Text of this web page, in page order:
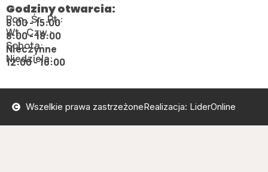
Godziny otwarcia:
Pon., Śr., Pt.:
8:00 - 15:00
Wt., Czw.:
8:00 - 18:00
Sobota:
Nieczynne
Niedziela:
12:00 - 16:00
Wszelkie prawa zastrzeżoneRealizacja: LiderOnline